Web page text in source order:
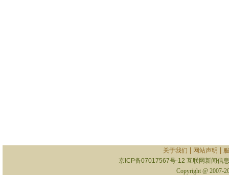
关于我们 网站声明
京ICP备07017567号-12 互联网新闻信
Copyright @ 2007-